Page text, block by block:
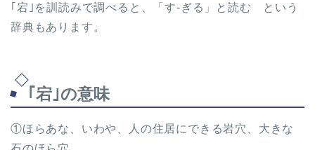
｢宕｣を訓読みで調べると、「す-ぎる」と読む という
辞典もあります。
｢宕｣の意味
①ほらあな、いわや、人の住居にできる岩穴、大きな